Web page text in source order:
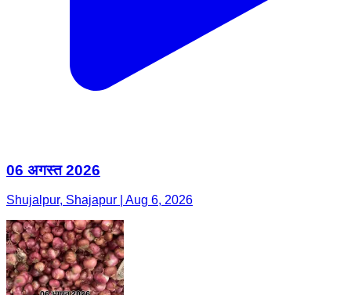
06 अगस्त 2026
Shujalpur, Shajapur | Aug 6, 2026